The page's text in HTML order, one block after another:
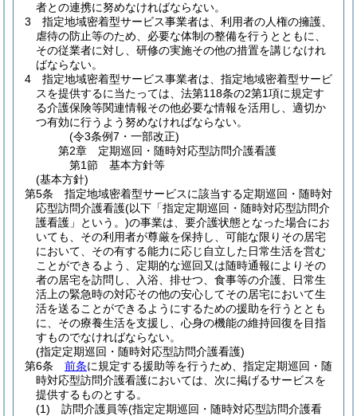
者との連携に努めなければならない。
3
指定地域密着型サービス事業者は、利用者の人権の擁護、
虐待の防止等のため、必要な体制の整備を行うとともに、
その従業者に対し、研修の実施その他の措置を講じなけれ
ばならない。
4
指定地域密着型サービス事業者は、指定地域密着型サービ
スを提供するに当たっては、法第118条の2第1項に規定す
る介護保険等関連情報その他必要な情報を活用し、適切か
つ有効に行うよう努めなければならない。
(令3条例7・一部改正)
第2章
定期巡回・随時対応型訪問介護看護
第1節
基本方針等
(基本方針)
第5条
指定地域密着型サービスに該当する定期巡回・随時対
応型訪問介護看護(以下「指定定期巡回・随時対応型訪問介
護看護」という。)の事業は、要介護状態となった場合にお
いても、その利用者が尊厳を保持し、可能な限りその居宅
において、その有する能力に応じ自立した日常生活を営む
ことができるよう、定期的な巡回又は随時通報によりその
者の居宅を訪問し、入浴、排せつ、食事等の介護、日常生
活上の緊急時の対応その他の安心してその居宅において生
活を送ることができるようにするための援助を行うととも
に、その療養生活を支援し、心身の機能の維持回復を目指
すものでなければならない。
(指定定期巡回・随時対応型訪問介護看護)
第6条
前条に規定する援助等を行うため、指定定期巡回・随
時対応型訪問介護看護においては、次に掲げるサービスを
提供するものとする。
(1)
訪問介護員等(指定定期巡回・随時対応型訪問介護看